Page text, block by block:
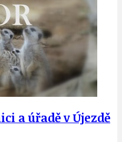
a úřadě v Újezdě